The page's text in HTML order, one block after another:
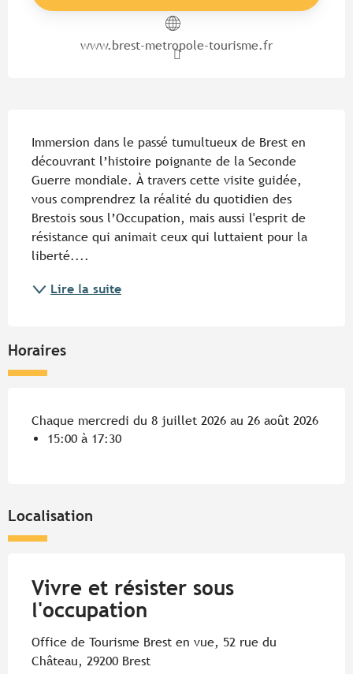
www.brest-metropole-tourisme.fr
Immersion dans le passé tumultueux de Brest en
découvrant l’histoire poignante de la Seconde
Guerre mondiale. À travers cette visite guidée,
vous comprendrez la réalité du quotidien des
Brestois sous l’Occupation, mais aussi l'esprit de
résistance qui animait ceux qui luttaient pour la
liberté....
Lire la suite
Horaires
Chaque mercredi du 8 juillet 2026 au 26 août 2026
15:00 à 17:30
Localisation
Vivre et résister sous
l'occupation
Office de Tourisme Brest en vue, 52 rue du
Château, 29200 Brest